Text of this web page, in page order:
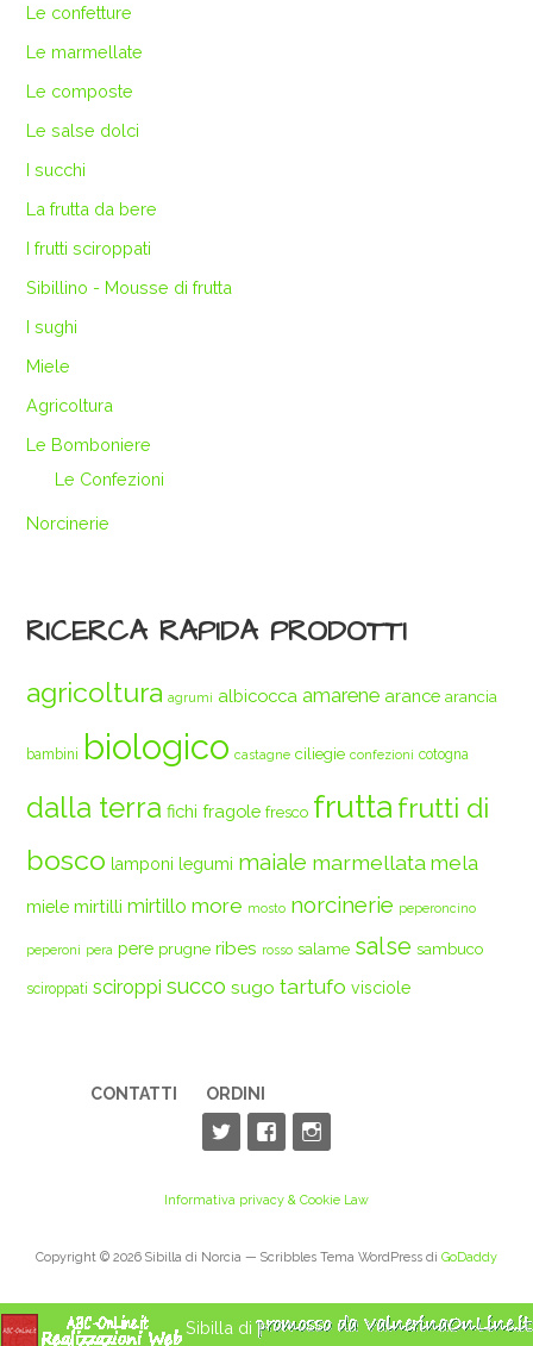
Le confetture
Le marmellate
Le composte
Le salse dolci
I succhi
La frutta da bere
I frutti sciroppati
Sibillino - Mousse di frutta
I sughi
Miele
Agricoltura
Le Bomboniere
Le Confezioni
Norcinerie
RICERCA RAPIDA PRODOTTI
agricoltura agrumi albicocca amarene arance arancia
bambini biologico castagne ciliegie confezioni cotogna
dalla terra fichi fragole fresco frutta frutti di
bosco lamponi legumi maiale marmellata mela
miele mirtilli mirtillo more mosto norcinerie peperoncino
peperoni pera pere prugne ribes rosso salame salse sambuco
sciroppati sciroppi succo sugo tartufo visciole
CONTATTI ORDINI
Informativa privacy & Cookie Law
Copyright © 2026 Sibilla di Norcia — Scribbles Tema WordPress di GoDaddy
Sibilla di